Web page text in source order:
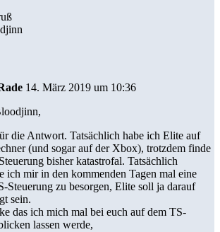
14. März 2019 um 10:36
die Antwort. Tatsächlich habe ich Elite auf
(und sogar auf der Xbox), trotzdem finde
bisher katastrofal. Tatsächlich
ich mir in den kommenden Tagen mal eine
Steuerung zu besorgen, Elite soll ja darauf
sein.
das ich mich mal bei euch auf dem TS-
lassen werde,